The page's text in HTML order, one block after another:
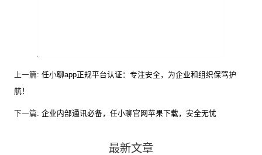
上一篇: 任小聊app正规平台认证：专注安全，为企业和组织保驾护
航！
下一篇: 企业内部通讯必备，任小聊官网苹果下载，安全无忧
最新文章